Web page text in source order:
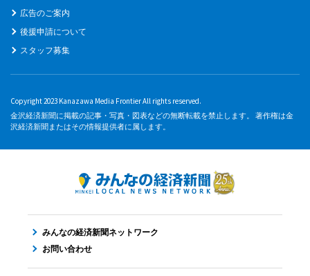
広告のご案内
後援申請について
スタッフ募集
Copyright 2023 Kanazawa Media Frontier All rights reserved.
金沢経済新聞に掲載の記事・写真・図表などの無断転載を禁止します。 著作権は金
沢経済新聞またはその情報提供者に属します。
みんなの経済新聞ネットワーク
お問い合わせ